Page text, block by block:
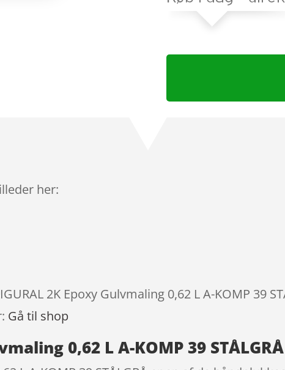
her:
2K Epoxy Gulvmaling 0,62 L A-KOMP 39
Gå til shop
0,62 L A-KOMP 39